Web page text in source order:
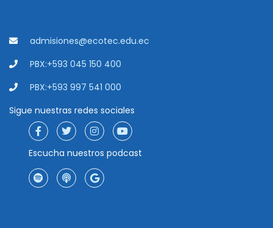
admisiones@ecotec.edu.ec
PBX:+593 045 150 400
PBX:+593 997 541 000
Sigue nuestras redes sociales
Escucha nuestros podcast